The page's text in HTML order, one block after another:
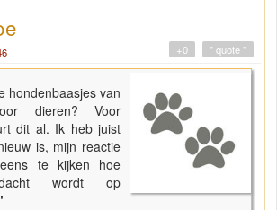
" quote "
+0
hondenbaasjes van
dieren? Voor
dit al. Ik heb juist
is, mijn reactie
te kijken hoe
wordt op